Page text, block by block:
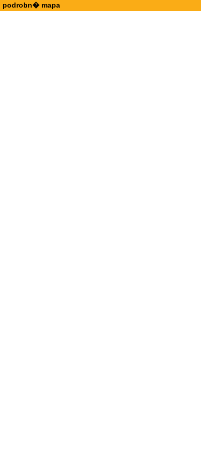
podrobn� mapa